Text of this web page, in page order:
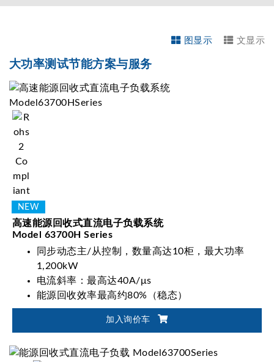
图显示 文显示
大功率测试节能方案与服务
高速能源回收式直流电子负载系统
Model 63700H Series
同步动态主/从控制，数量高达10柜，最大功率
1,200kW
电流斜率：最高达40A/μs
能源回收效率最高约80%（稳态）
加入询价车